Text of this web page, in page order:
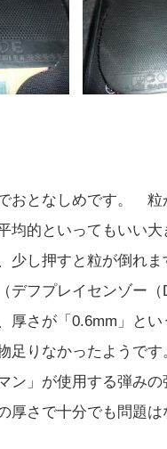
おとなしめです。 粒
均的といってもいい
少し押すと粒が倒れ
デフプレイセンゾー（
厚さが「0.6mm」とい
足りなかったようで
ン」が使用する弾みの
厚さで十分でも問題